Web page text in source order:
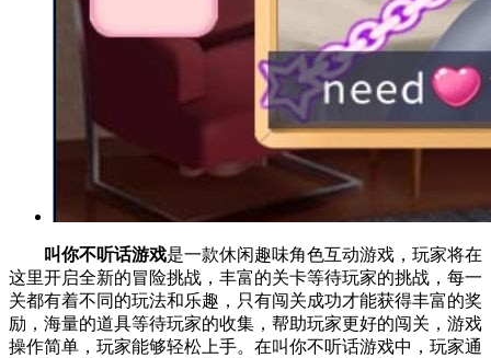
叫你不听话游戏是一款休闲趣味角色互动游戏，玩家将在
这里开启全新的冒险挑战，丰富的关卡等待玩家的挑战，每一
关都有着不同的玩法和乐趣，只有闯关成功才能获得丰富的奖
励，海量的道具等待玩家的收集，帮助玩家更好的闯关，游戏
操作简单，玩家能够轻松上手。在叫你不听话游戏中，玩家通